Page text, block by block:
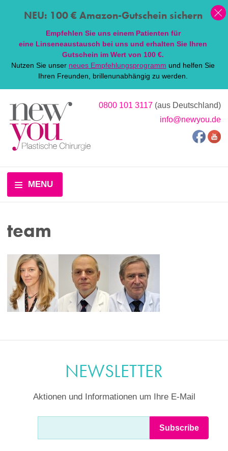
NEU: 100 € Amazon-Gutschein sichern
Empfehlen Sie uns einem Patienten für
eine Linseneaustausch bei uns und erhalten Sie Ihren
Gutschein im Wert von 100 €.
Nutzen Sie unser neues Empfehlungsprogramm und helfen Sie
Ihren Freunden, brillenunabhängig zu werden.
0800 101 3117 (aus Deutschland)
info@newyou.de
MENU
team
NEWSLETTER
Aktionen und Informationen um Ihre E-Mail